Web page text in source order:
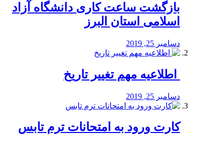
بازگشت ساعت کاری دانشگاه آزاد
اسلامی استان البرز
دسامبر 25, 2019
️ اطلاعیه مهم تغییر تاریخ
دسامبر 25, 2019
کارت ورود به امتحانات ترم تابس